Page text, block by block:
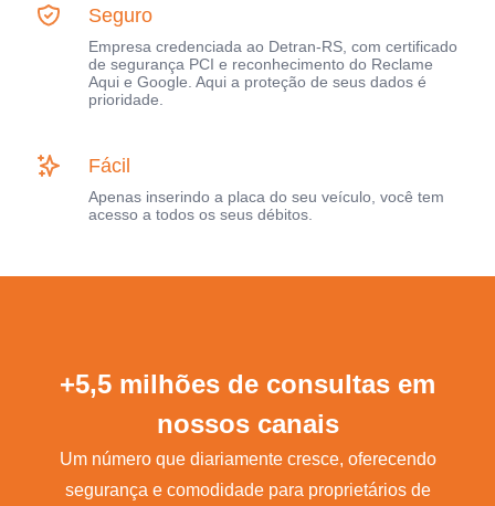
Seguro
Empresa credenciada ao Detran-RS, com certificado
de segurança PCI e reconhecimento do Reclame
Aqui e Google. Aqui a proteção de seus dados é
prioridade.
Fácil
Apenas inserindo a placa do seu veículo, você tem
acesso a todos os seus débitos.
+5,5 milhões de consultas em
nossos canais
Um número que diariamente cresce, oferecendo
segurança e comodidade para proprietários de